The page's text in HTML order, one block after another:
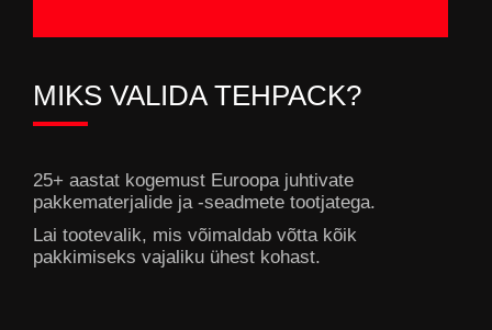
MIKS VALIDA TEHPACK?
25+ aastat kogemust Euroopa juhtivate
pakkematerjalide ja -seadmete tootjatega.
Lai tootevalik, mis võimaldab võtta kõik
pakkimiseks vajaliku ühest kohast.